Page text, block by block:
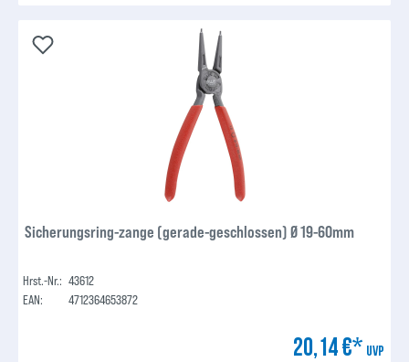
Sicherungsring-zange (gerade-geschlossen) Ø 19-60mm
Hrst.-Nr.: 43612
EAN:
4712364653872
20,14 €* UVP